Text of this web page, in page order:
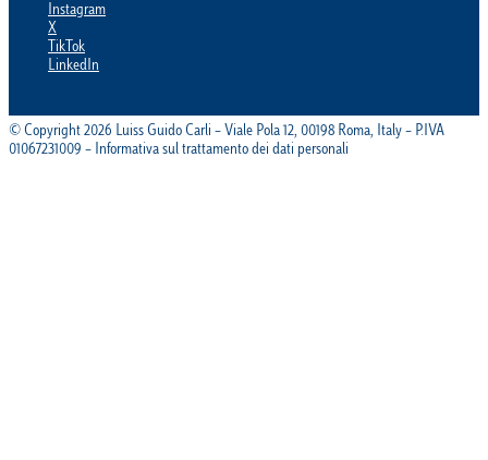
Instagram
X
TikTok
LinkedIn
© Copyright 2026 Luiss Guido Carli – Viale Pola 12, 00198 Roma, Italy – P.IVA
01067231009 – Informativa sul trattamento dei dati personali